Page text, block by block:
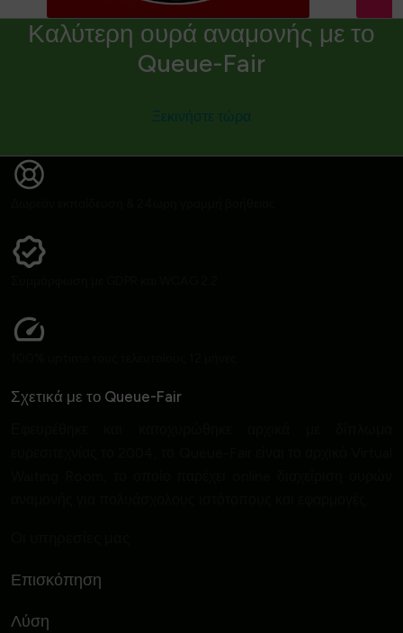
Καλύτερη ουρά αναμονής με το
Queue-Fair
Σχετικά με το Queue-Fair
Επισκόπηση
Λύση